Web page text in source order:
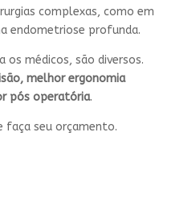
complexas, como em
endometriose profunda.
médicos, são diversos.
melhor ergonomia
pós operatória.
faça seu orçamento.